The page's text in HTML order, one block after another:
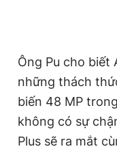
Tổng biên tập:
Phó tổng biên tập
Phó tổng biên tập:
Tổng thư ký tòa soạn:
Giấy phép xuất bản số
© 2003-2026 Bản
chép dưới mọi hình
bản. Phát triển bởi ePi
Ông Pu cho biết
những thách
biến 48 MP
không có sự
Plus sẽ ra mắt